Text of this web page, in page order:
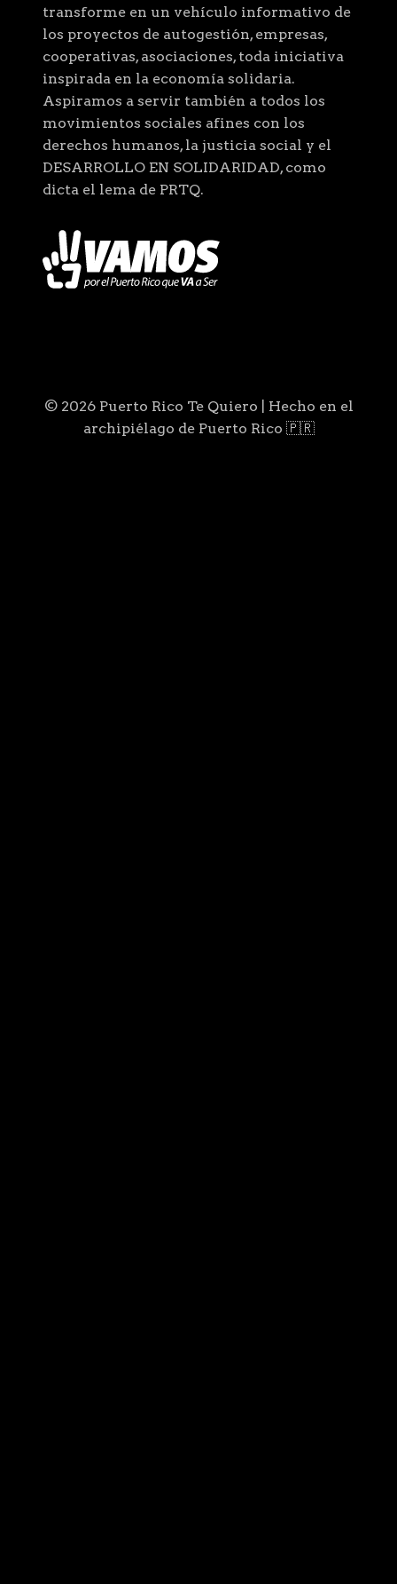
transforme en un vehículo informativo de
los proyectos de autogestión, empresas,
cooperativas, asociaciones, toda iniciativa
inspirada en la economía solidaria.
Aspiramos a servir también a todos los
movimientos sociales afines con los
derechos humanos, la justicia social y el
DESARROLLO EN SOLIDARIDAD, como
dicta el lema de PRTQ.
© 2026 Puerto Rico Te Quiero | Hecho en el
archipiélago de Puerto Rico 🇵🇷